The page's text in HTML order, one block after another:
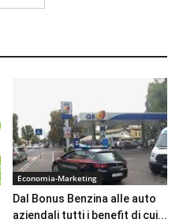
Economia-Marketing
Dal Bonus Benzina alle auto
aziendali tutti i benefit di cui...